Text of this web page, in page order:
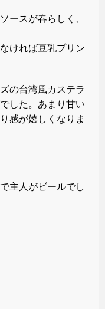
ースが春らしく、
ければ豆乳プリン
の台湾風カステラ
した。あまり甘い
感が嬉しくなりま
主人がビールでし